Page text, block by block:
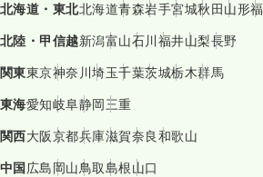
北海道・東北北海道青森岩手宮城秋田山形
北陸・甲信越新潟富山石川福井山梨長野
関東東京神奈川埼玉千葉茨城栃木群馬
東海愛知岐阜静岡三重
関西大阪京都兵庫滋賀奈良和歌山
中国広島岡山鳥取島根山口